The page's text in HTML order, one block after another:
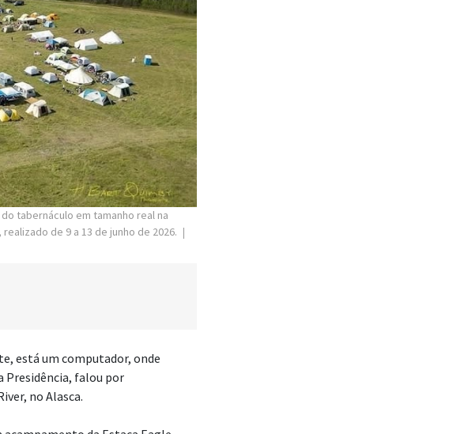
tabernáculo em tamanho real na
de 9 a 13 de junho de 2026.
está um computador, onde
Presidência, falou por
no Alasca.